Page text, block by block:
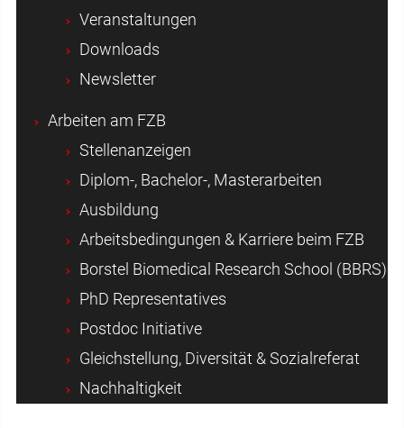
Veranstaltungen
Downloads
Newsletter
Arbeiten am FZB
Stellenanzeigen
Diplom-, Bachelor-, Masterarbeiten
Ausbildung
Arbeitsbedingungen & Karriere beim FZB
Borstel Biomedical Research School (BBRS)
PhD Representatives
Postdoc Initiative
Gleichstellung, Diversität & Sozialreferat
Nachhaltigkeit